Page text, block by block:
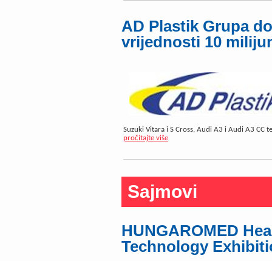
AD Plastik Grupa
vrijednosti 10
Suzuki Vitara i S Cross, Audi A3 i Audi A3
pročitajte više
Sajmovi
HUNGAROMED
Technology